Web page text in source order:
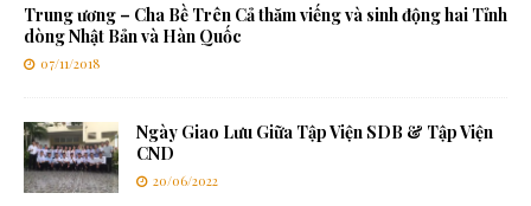
Trung ương – Cha Bề Trên Cả thăm viếng và sinh động hai Tỉnh
dòng Nhật Bản và Hàn Quốc
07/11/2018
Ngày Giao Lưu Giữa Tập Viện SDB & Tập Viện
CND
20/06/2022